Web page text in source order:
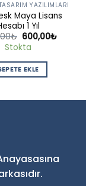
YAZILIMLARI
Maya Lisans
1 Yıl
₺ Orijinal
fiyat:
1.500,00₺.
600,00₺
Stokta
EKLE